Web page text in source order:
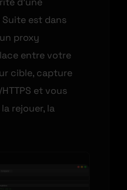
est dans
proxy
entre votre
cible, capture
et vous
rejouer, la